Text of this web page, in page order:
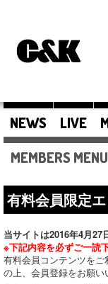
NEWS LIVE
MEMBERS MENU
有料会員限定
当サイトは2016年4月27
※下記内容を必ずご一読
有料会員コンテンツを
の上、会員登録をお願い